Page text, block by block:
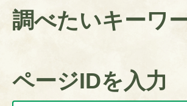
調べたいキーワ
ページIDを入力